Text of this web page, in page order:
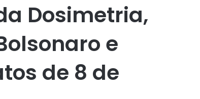
Dosimetria,
e
de 8 de